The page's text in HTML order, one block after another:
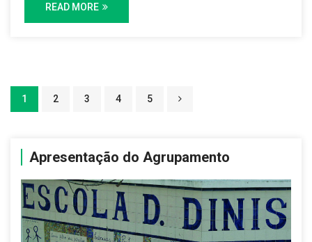
READ MORE
1 2 3 4 5
Apresentação do Agrupamento